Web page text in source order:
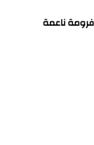
ناعمة